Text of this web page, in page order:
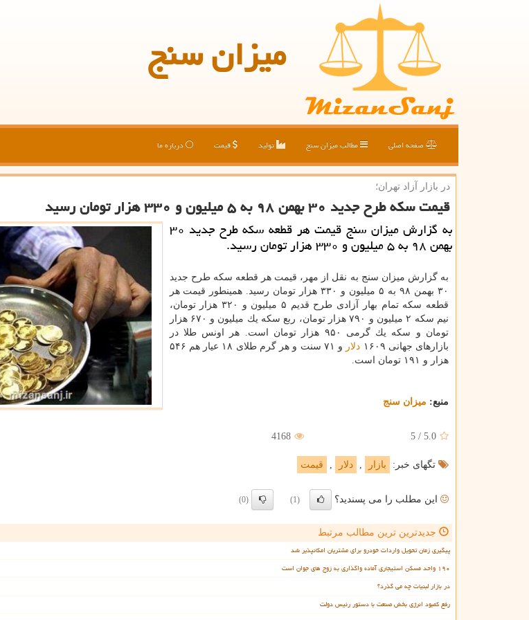
میزان سنج
صفحه اصلی مطالب میزان سنج تولید قیمت درباره ما
در بازار آزاد تهران؛
قیمت سكه طرح جدید ۳۰ بهمن ۹۸ به ۵ میلیون و ۳۳۰ هزار تومان رسید
به گزارش میزان سنج قیمت هر قطعه سكه طرح جدید ۳۰
بهمن ۹۸ به ۵ میلیون و ۳۳۰ هزار تومان رسید.
به گزارش میزان سنج به نقل از مهر، قیمت هر قطعه سكه طرح جدید
۳۰ بهمن ۹۸ به ۵ میلیون و ۳۳۰ هزار تومان رسید. همینطور قیمت هر
قطعه سكه تمام بهار آزادی طرح قدیم ۵ میلیون و ۳۲۰ هزار تومان،
نیم سكه ۲ میلیون و ۷۹۰ هزار تومان، ربع سكه یك میلیون و ۶۷۰ هزار
تومان و سكه یك گرمی ۹۵۰ هزار تومان است. هر اونس طلا در
بازارهای جهانی ۱۶۰۹
دلار
و ۷۱ سنت و هر گرم طلای ۱۸ عیار هم ۵۴۶
هزار و ۱۹۱ تومان است.
منبع: میزان سنج
5.0
/
5
4168
تگهای خبر: بازار دلار قیمت
این مطلب را می پسندید؟ (1)
(0)
جدیدترین ترین مطالب مرتبط
پیگیری زمان تحویل واردات خودرو برای مشتریان امکانپذیر شد
۱۹۰ واحد مسکن استیجاری آماده واگذاری به زوج های جوان است
در بازار لبنیات چه می گذرد؟
رفع کمبود انرژی بخش صنعت با دستور رئیس دولت